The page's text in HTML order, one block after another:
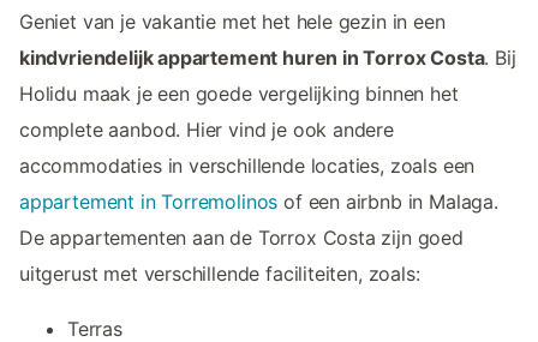
Geniet van je vakantie met het hele gezin in een
kindvriendelijk appartement huren in Torrox Costa. Bij
Holidu maak je een goede vergelijking binnen het
complete aanbod. Hier vind je ook andere
accommodaties in verschillende locaties, zoals een
appartement in Torremolinos of een airbnb in Malaga.
De appartementen aan de Torrox Costa zijn goed
uitgerust met verschillende faciliteiten, zoals:
Terras